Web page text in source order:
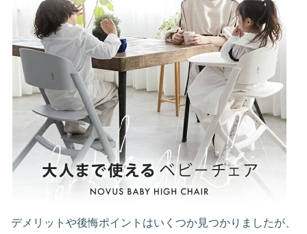
デメリットや後悔ポイントはいくつか見つかりましたが、